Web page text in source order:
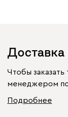
Доставка
Чтобы
менеджером
Подробнее